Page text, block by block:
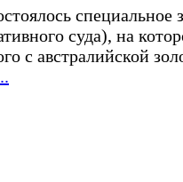
специальное
суда), на
с австралийской